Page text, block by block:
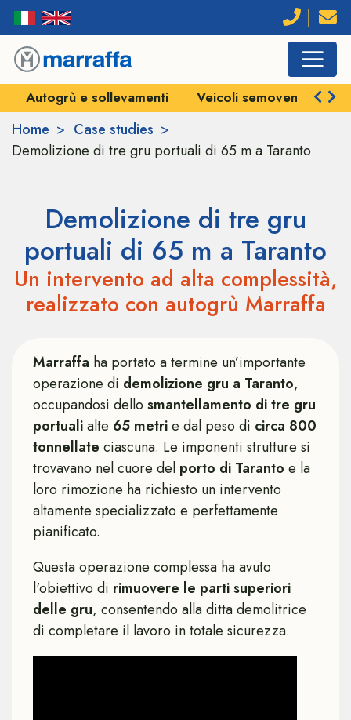
Autogrù e sollevamenti Veicoli semoventi e
Home
Case studies
Demolizione di tre gru portuali di 65 m a Taranto
Demolizione di tre gru
portuali di 65 m a Taranto
Un intervento ad alta complessità,
realizzato con autogrù Marraffa
Marraffa ha portato a termine un’importante
operazione di demolizione gru a Taranto,
occupandosi dello smantellamento di tre gru
portualialte 65 metrie dal peso di circa 800
tonnellate ciascuna. Le imponenti strutture si
trovavano nel cuore del porto di Taranto e la
loro rimozione ha richiesto un intervento
altamente specializzato e perfettamente
pianificato.
Questa operazione complessa ha avuto
l'obiettivo di rimuovere le parti superiori
delle gru, consentendo alla ditta demolitrice
di completare il lavoro in totale sicurezza.